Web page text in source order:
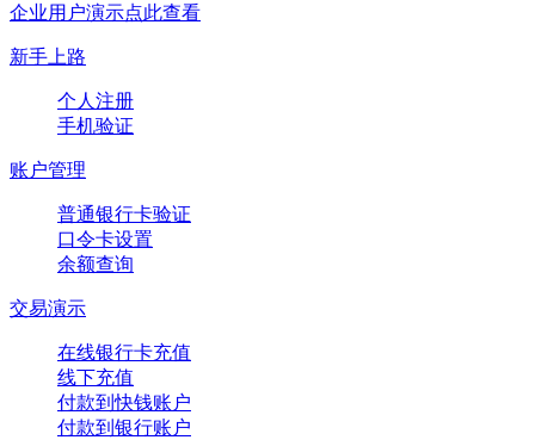
企业用户演示点此查看
新手上路
个人注册
手机验证
账户管理
普通银行卡验证
口令卡设置
余额查询
交易演示
在线银行卡充值
线下充值
付款到快钱账户
付款到银行账户